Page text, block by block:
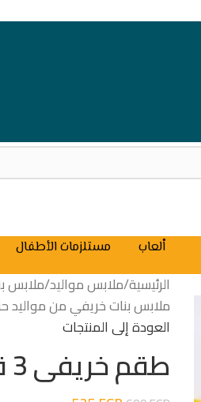
اْلعاب مستلزمات الأطفال
الرئيسية/ملابس مواليد/ملابس
ملابس بنات خريفي من مواليد
العودة إلى المنتجات
طقم خريفى 3 قطع قطن